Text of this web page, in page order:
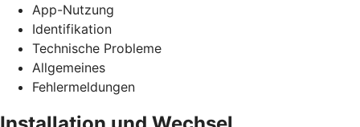
App-Nutzung
Identifikation
Technische Probleme
Allgemeines
Fehlermeldungen